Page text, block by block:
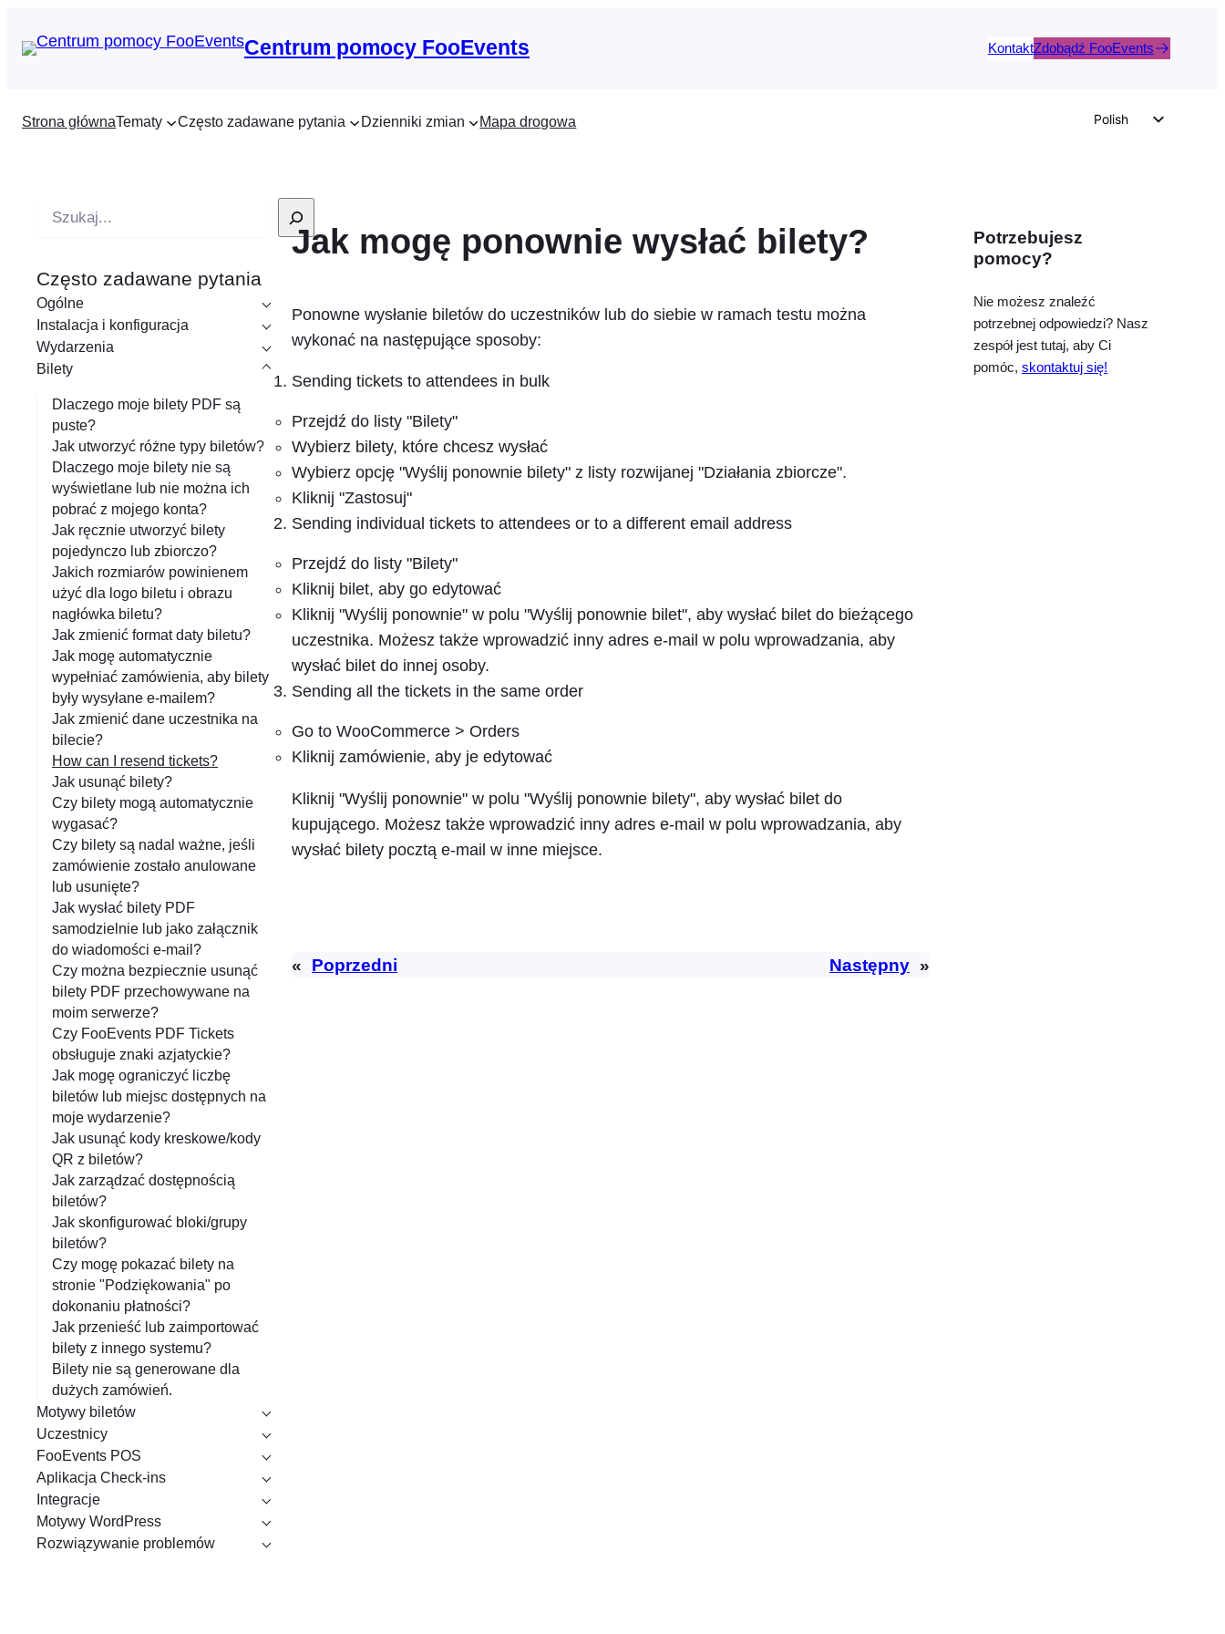
Centrum pomocy FooEvents KontaktZdobądź FooEvents
Strona głównaTematy Często zadawane pytania Dzienniki zmian Mapa drogowa
Polish
Portuguese
French
Czech
z
u
k
i
Często zadawane pytania
Ogólne
Instalacja i konfiguracja
Wydarzenia
Bilety
Dlaczego moje bilety PDF są
puste?
Jak utworzyć różne typy biletów?
Dlaczego moje bilety nie są
wyświetlane lub nie można ich
pobrać z mojego konta?
Jak ręcznie utworzyć bilety
pojedynczo lub zbiorczo?
Jakich rozmiarów powinienem
użyć dla logo biletu i obrazu
nagłówka biletu?
Jak zmienić format daty biletu?
Jak mogę automatycznie
wypełniać zamówienia, aby bilety
były wysyłane e-mailem?
Jak zmienić dane uczestnika na
bilecie?
How can I resend tickets?
Jak usunąć bilety?
Czy bilety mogą automatycznie
wygasać?
Czy bilety są nadal ważne, jeśli
zamówienie zostało anulowane
lub usunięte?
Jak wysłać bilety PDF
samodzielnie lub jako załącznik
do wiadomości e-mail?
Czy można bezpiecznie usunąć
bilety PDF przechowywane na
moim serwerze?
Czy FooEvents PDF Tickets
obsługuje znaki azjatyckie?
Jak mogę ograniczyć liczbę
biletów lub miejsc dostępnych na
moje wydarzenie?
Jak usunąć kody kreskowe/kody
QR z biletów?
Jak zarządzać dostępnością
biletów?
Jak skonfigurować bloki/grupy
biletów?
Czy mogę pokazać bilety na
stronie "Podziękowania" po
dokonaniu płatności?
Jak przenieść lub zaimportować
bilety z innego systemu?
Bilety nie są generowane dla
dużych zamówień.
Motywy biletów
Uczestnicy
FooEvents POS
Aplikacja Check-ins
Integracje
Motywy WordPress
Rozwiązywanie problemów
Jak mogę ponownie wysłać bilety?
Ponowne wysłanie biletów do uczestników lub do siebie w ramach testu można
wykonać na następujące sposoby:
Sending tickets to attendees in bulk
Przejdź do listy "Bilety"
Wybierz bilety, które chcesz wysłać
Wybierz opcję "Wyślij ponownie bilety" z listy rozwijanej "Działania zbiorcze".
Kliknij "Zastosuj"
Sending individual tickets to attendees or to a different email address
Przejdź do listy "Bilety"
Kliknij bilet, aby go edytować
Kliknij "Wyślij ponownie" w polu "Wyślij ponownie bilet", aby wysłać bilet do bieżącego
uczestnika. Możesz także wprowadzić inny adres e-mail w polu wprowadzania, aby
wysłać bilet do innej osoby.
Sending all the tickets in the same order
Go to WooCommerce > Orders
Kliknij zamówienie, aby je edytować
Kliknij "Wyślij ponownie" w polu "Wyślij ponownie bilety", aby wysłać bilet do
kupującego. Możesz także wprowadzić inny adres e-mail w polu wprowadzania, aby
wysłać bilety pocztą e-mail w inne miejsce.
« Poprzedni Następny »
Potrzebujesz
pomocy?
Nie możesz znaleźć
potrzebnej odpowiedzi? Nasz
zespół jest tutaj, aby Ci
pomóc, skontaktuj się!